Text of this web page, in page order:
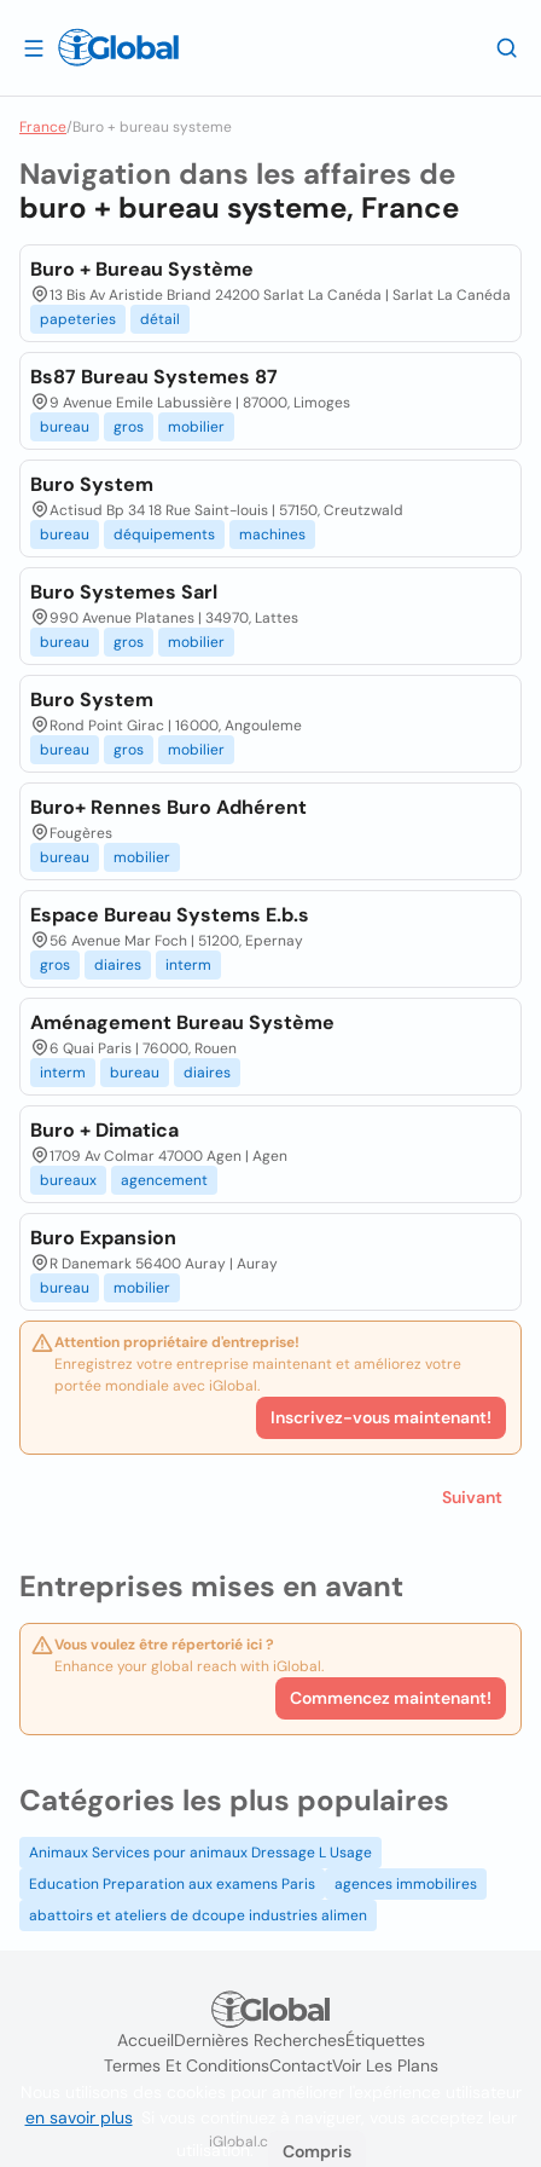
France/Buro + bureau systeme
Entreprises mises en avant
Vous voulez être répertorié ici ?
Enhance your global reach with iGlobal.
Commencez maintenant!
Navigation dans les affaires de
buro + bureau systeme, France
Buro + Bureau Système
13 Bis Av Aristide Briand 24200 Sarlat La Canéda | Sarlat La Canéda
papeteries
détail
Bs87 Bureau Systemes 87
9 Avenue Emile Labussière | 87000, Limoges
bureau
gros mobilier
Buro System
Actisud Bp 34 18 Rue Saint-louis | 57150, Creutzwald
bureau
déquipements machines
Buro Systemes Sarl
990 Avenue Platanes | 34970, Lattes
bureau
gros mobilier
Buro System
Rond Point Girac | 16000, Angouleme
bureau
gros mobilier
Buro+ Rennes Buro Adhérent
Fougères
bureau
mobilier
Espace Bureau Systems E.b.s
56 Avenue Mar Foch | 51200, Epernay
gros
diaires interm
Aménagement Bureau Système
6 Quai Paris | 76000, Rouen
interm
bureau diaires
Buro + Dimatica
1709 Av Colmar 47000 Agen | Agen
bureaux
agencement
Buro Expansion
R Danemark 56400 Auray | Auray
bureau
mobilier
Attention propriétaire d'entreprise!
Enregistrez votre entreprise maintenant et améliorez votre
portée mondiale avec iGlobal.
Inscrivez-vous maintenant!
Suivant
Catégories les plus populaires
Animaux Services pour animaux Dressage L Usage
Education Preparation aux examens Paris
agences immobilires
abattoirs et ateliers de dcoupe industries alimen
AccueilDernières RecherchesÉtiquettes
Termes Et ConditionsContactVoir Les Plans
iGlobal.co @ 2024
en savoir plus. Si vous continuez à naviguer, vous acceptez leur
utilisation.
Compris